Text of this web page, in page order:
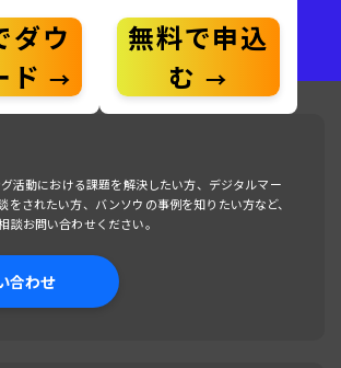
ダウ
ド
無料で申込
む
活動における課題を解決したい方、デジタルマー
をされたい方、バンソウの事例を知りたい方など、
談お問い合わせください。
合わせ